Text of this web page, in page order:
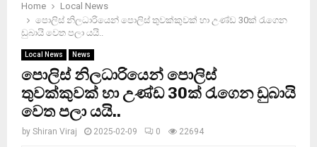
Home
Local News
පොලිස් නිලධාරියෙන් පොලිස් තුවක්කුවක් හා උණ්ඩ 30ක් රැගෙන
ඩුබායි වෙත පලා යයි..
Local News News
පොලිස් නිලධාරියෙන් පොලිස්
තුවක්කුවක් හා උණ්ඩ 30ක් රැගෙන ඩුබායි
වෙත පලා යයි..
by Shiran Viraj 2025-02-09 0 22694